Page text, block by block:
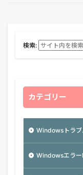
検索:
カテゴリー
Windowsトラブ
Windowsエラ